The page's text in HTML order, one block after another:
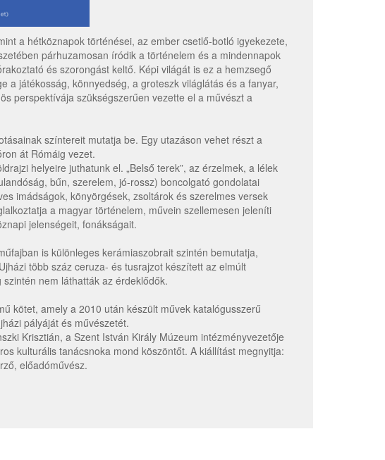
a hétköznapok történései, az ember csetlő-botló igyekezete,
párhuzamosan íródik a történelem és a mindennapok
és szorongást keltő. Képi világát is ez a hemzsegő
a játékosság, könnyedség, a groteszk világlátás és a fanyar,
perspektívája szükségszerűen vezette el a művészt a
színtereit mutatja be. Egy utazáson vehet részt a
át Rómáig vezet.
helyeire juthatunk el. „Belső terek”, az érzelmek, a lélek
bűn, szerelem, jó-rossz) boncolgató gondolatai
imádságok, könyörgések, zsoltárok és szerelmes versek
a magyar történelem, művein szellemesen jeleníti
jelenségeit, fonákságait.
is különleges kerámiaszobrait szintén bemutatja,
több száz ceruza- és tusrajzot készített az elmúlt
nem láthatták az érdeklődők.
kötet, amely a 2010 után készült művek katalógusszerű
pályáját és művészetét.
Krisztián, a Szent István Király Múzeum intézményvezetője
kulturális tanácsnoka mond köszöntőt. A kiállítást megnyitja:
előadóművész.